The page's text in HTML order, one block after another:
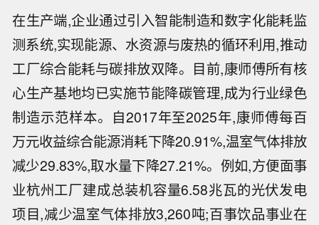
在生产端,企业通过引入智能制造和数字化能耗监
测系统,实现能源、水资源与废热的循环利用,推动
工厂综合能耗与碳排放双降。目前,康师傅所有核
心生产基地均已实施节能降碳管理,成为行业绿色
制造示范样本。自2017年至2025年,康师傅每百
万元收益综合能源消耗下降20.91%,温室气体排放
减少29.83%,取水量下降27.21%。例如,方便面事
业杭州工厂建成总装机容量6.58兆瓦的光伏发电
项目,减少温室气体排放3,260吨;百事饮品事业在